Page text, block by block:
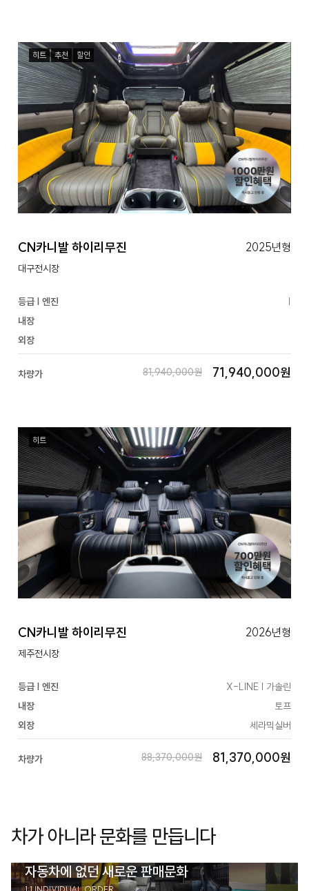
히트 추천 할인
CN카니발 하이리무진 2025년형
대구전시장
등급 | 엔진
|
내장
외장
차량가 81,940,000원 71,940,000원
히트
CN카니발 하이리무진 2026년형
제주전시장
등급 | 엔진
X-LINE | 가솔린
내장
토프
외장
세라믹실버
차량가 88,370,000원 81,370,000원
차가 아니라 문화를 만듭니다
자동차에 없던 새로운 판매문화